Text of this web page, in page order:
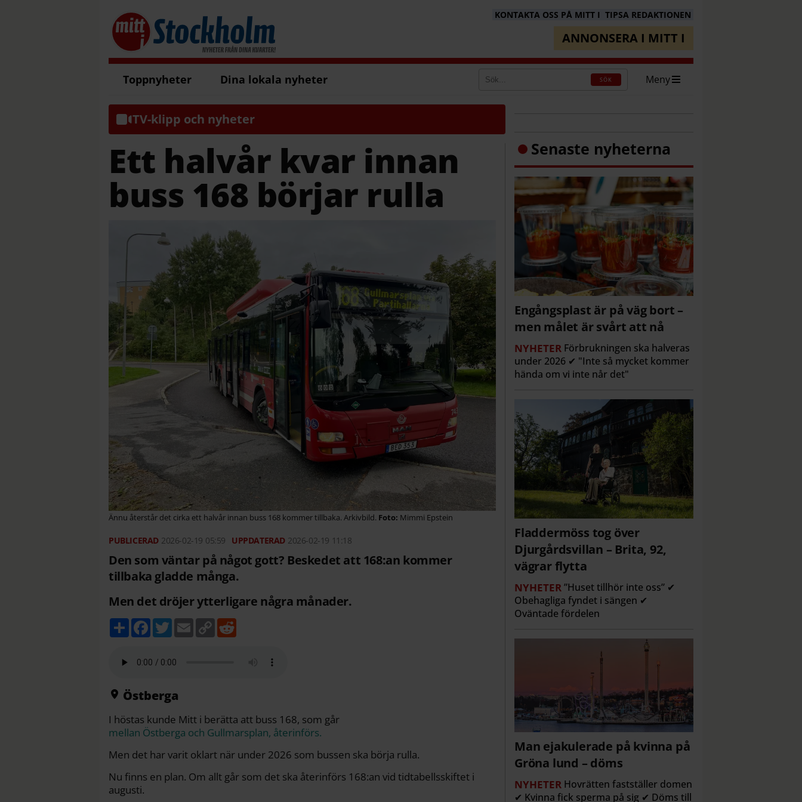
KONTAKTA OSS PÅ MITT I TIPSA REDAKTIONEN
ANNONSERA I MITT I
Toppnyheter Dina lokala nyheter SÖK Meny
TV-klipp och nyheter
Ett halvår kvar innan
buss 168 börjar rulla
Ännu återstår det cirka ett halvår innan buss 168 kommer tillbaka. Arkivbild. Mimmi Epstein
2026-02-19 05:59 2026-02-19 11:18
Den som väntar på något gott? Beskedet att 168:an kommer
tillbaka gladde många.
Men det dröjer ytterligare några månader.
D
e
F
b
T
w
t
E
m
C
o
Östberga
I höstas kunde Mitt i berätta att buss 168, som går
mellan Östberga och Gullmarsplan, återinförs.
Men det har varit oklart när under 2026 som bussen ska börja rulla.
Nu finns en plan. Om allt går som det ska återinförs 168:an vid tidtabellsskiftet i
augusti.
Senaste nyheterna
Engångsplast är på väg bort –
men målet är svårt att nå
NYHETER Förbrukningen ska halveras
under 2026 ✔ "Inte så mycket kommer
hända om vi inte når det"
Fladdermöss tog över
Djurgårdsvillan – Brita, 92,
vägrar flytta
NYHETER”Huset tillhör inte oss” ✔
Obehagliga fyndet i sängen ✔
Oväntade fördelen
Man ejakulerade på kvinna på
Gröna lund – döms
NYHETER Hovrätten fastställer domen
✔ Kvinna fick sperma på sig ✔ Döms till